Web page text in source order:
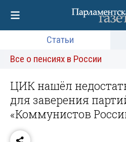
Статьи
Все о пенсиях в России
ЦИК нашёл
для заверения
«Коммунистов